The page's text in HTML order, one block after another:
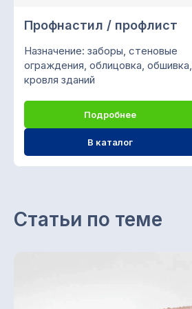
Профнастил / профлист
Назначение: заборы, стеновые
ограждения, облицовка, обшивка,
кровля зданий
Подробнее
В каталог
Статьи по теме
сайдинг, водосточная система,
колпаки, доборные элементы.
Доставка своим автопарком. Любая
ООО "ПК СТРОЙМИР"
ИНН 1657197605 / КПП 168501001
ОГРН 1151690056957
Снегозадержатели